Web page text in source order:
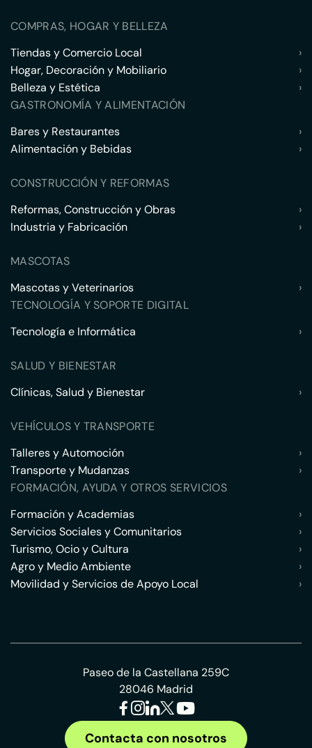
COMPRAS, HOGAR Y BELLEZA
Tiendas y Comercio Local
›
Hogar, Decoración y Mobiliario
›
Belleza y Estética
›
GASTRONOMÍA Y ALIMENTACIÓN
Bares y Restaurantes
›
Alimentación y Bebidas
›
CONSTRUCCIÓN Y REFORMAS
Reformas, Construcción y Obras
›
Industria y Fabricación
›
MASCOTAS
Mascotas y Veterinarios
›
TECNOLOGÍA Y SOPORTE DIGITAL
Tecnología e Informática
›
SALUD Y BIENESTAR
Clínicas, Salud y Bienestar
›
VEHÍCULOS Y TRANSPORTE
Talleres y Automoción
›
Transporte y Mudanzas
›
FORMACIÓN, AYUDA Y OTROS SERVICIOS
Formación y Academias
›
Servicios Sociales y Comunitarios
›
Turismo, Ocio y Cultura
›
Agro y Medio Ambiente
›
Movilidad y Servicios de Apoyo Local
›
Paseo de la Castellana 259C
28046 Madrid
Contacta con nosotros